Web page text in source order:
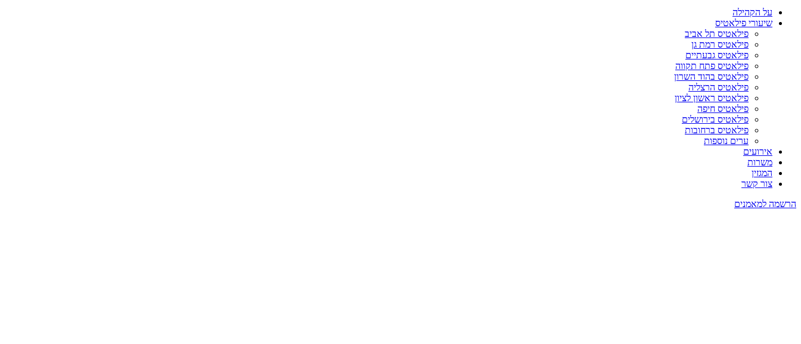
על הקהילה
שיעורי פילאטיס
פילאטיס תל אביב
פילאטיס רמת גן
פילאטיס גבעתיים
פילאטיס פתח תקווה
פילאטיס בהוד השרון
פילאטיס הרצליה
פילאטיס ראשון לציון
פילאטיס חיפה
פילאטיס בירושלים
פילאטיס ברחובות
ערים נוספות
אירועים
משרות
המגזין
צור קשר
הרשמה למאמנים